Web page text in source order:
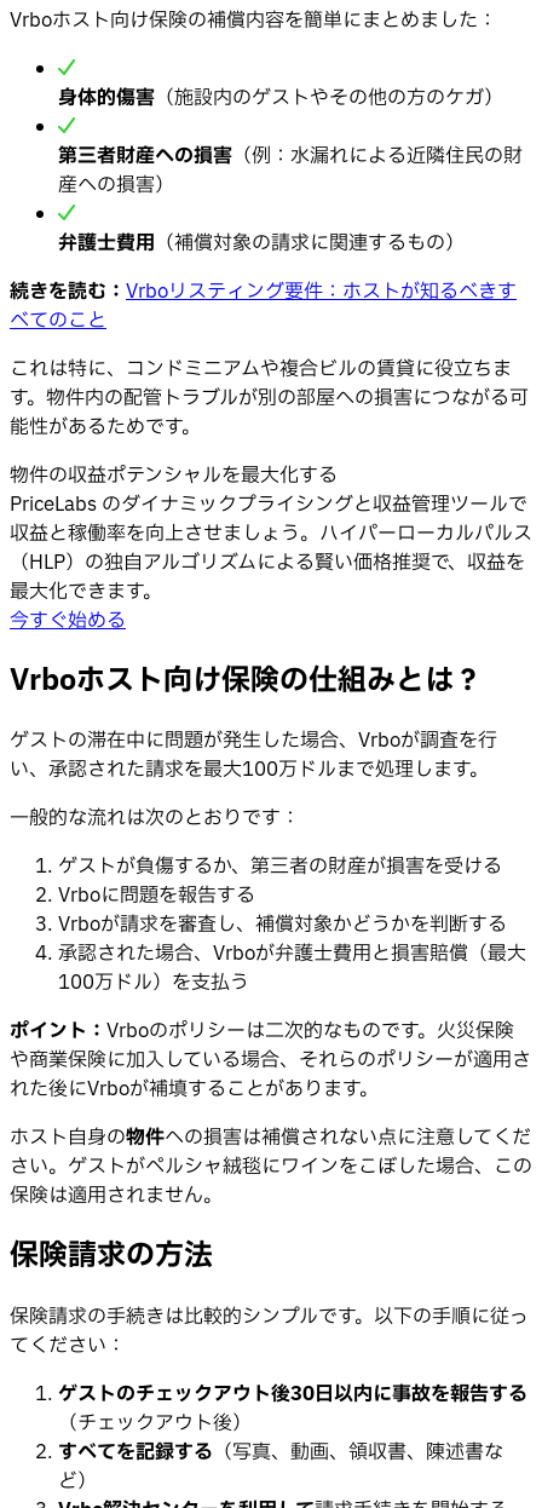
Vrboホスト向け保険の補償内容を簡単にまとめました：
身体的傷害 （施設内のゲストやその他の方のケガ）
第三者財産への損害 （例：水漏れによる近隣住民の財
産への損害）
弁護士費用 （補償対象の請求に関連するもの）
続きを読む： Vrboリスティング要件：ホストが知るべきす
べてのこと
これは特に、コンドミニアムや複合ビルの賃貸に役立ちま
す。物件内の配管トラブルが別の部屋への損害につながる可
能性があるためです。
物件の収益ポテンシャルを最大化する
PriceLabs のダイナミックプライシングと収益管理ツールで
収益と稼働率を向上させましょう。ハイパーローカルパルス
（HLP）の独自アルゴリズムによる賢い価格推奨で、収益を
最大化できます。
今すぐ始める
Vrboホスト向け保険の仕組みとは？
ゲストの滞在中に問題が発生した場合、Vrboが調査を行
い、承認された請求を最大100万ドルまで処理します。
一般的な流れは次のとおりです：
ゲストが負傷するか、第三者の財産が損害を受ける
Vrboに問題を報告する
Vrboが請求を審査し、補償対象かどうかを判断する
承認された場合、Vrboが弁護士費用と損害賠償（最大
100万ドル）を支払う
ポイント： Vrboのポリシーは二次的なものです。火災保険
や商業保険に加入している場合、それらのポリシーが適用さ
れた後にVrboが補填することがあります。
ホスト自身の物件への損害は補償されない点に注意してくだ
さい。ゲストがペルシャ絨毯にワインをこぼした場合、この
保険は適用されません。
保険請求の方法
保険請求の手続きは比較的シンプルです。以下の手順に従っ
てください：
ゲストのチェックアウト後30日以内に事故を報告する
（チェックアウト後）
すべてを記録する （写真、動画、領収書、陳述書な
ど）